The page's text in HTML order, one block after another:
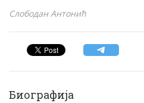
Слободан Антонић
Биографија